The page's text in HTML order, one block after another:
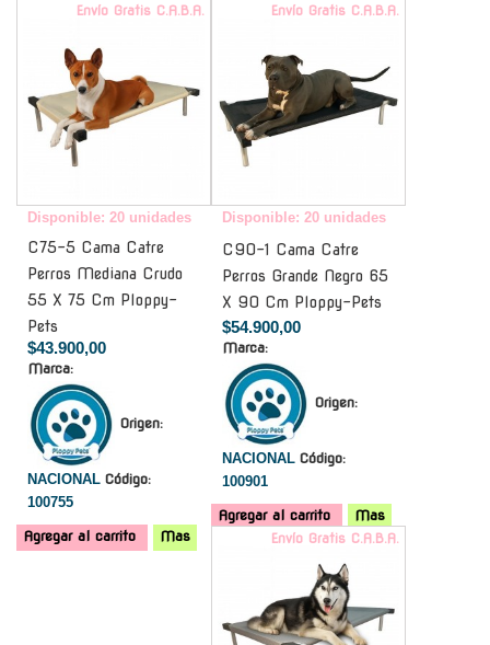
Envío Gratis C.A.B.A.
Disponible: 20 unidades
C75-5 Cama Catre
Perros Mediana Crudo
55 X 75 Cm Ploppy-
Pets
$43.900,00
Marca:
Origen:
NACIONAL Código:
100755
Agregar al carrito Mas
Envío Gratis C.A.B.A.
Disponible: 20 unidades
C90-1 Cama Catre
Perros Grande Negro 65
X 90 Cm Ploppy-Pets
$54.900,00
Marca:
Origen:
NACIONAL Código:
100901
Agregar al carrito
Mas
Envío Gratis C.A.B.A.